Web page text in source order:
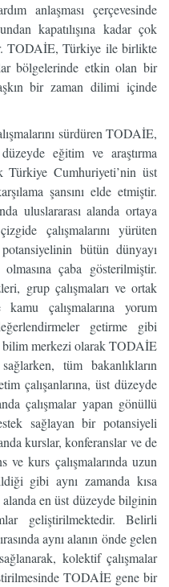
anlaşması çerçevesinde
kapatılışına kadar çok
TODAİE, Türkiye ile birlikte
bölgelerinde etkin olan bir
bir zaman dilimi içinde
sürdüren TODAİE,
eğitim ve araştırma
Türkiye Cumhuriyeti’nin üst
şansını elde etmiştir.
uluslararası alanda ortaya
çalışmalarını yürüten
bütün dünyayı
olmasına çaba gösterilmiştir.
grup çalışmaları ve ortak
çalışmalarına yorum
getirme gibi
merkezi olarak TODAİE
tüm bakanlıkların
çalışanlarına, üst düzeyde
çalışmalar yapan gönüllü
sağlayan bir potansiyeli
kurslar, konferanslar ve de
ve kurs çalışmalarında uzun
gibi aynı zamanda kısa
alanda en üst düzeyde bilginin
geliştirilmektedir. Belirli
aynı alanın önde gelen
kolektif çalışmalar
TODAİE gene bir